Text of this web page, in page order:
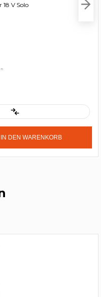
V Solo
IN DEN WARENKORB